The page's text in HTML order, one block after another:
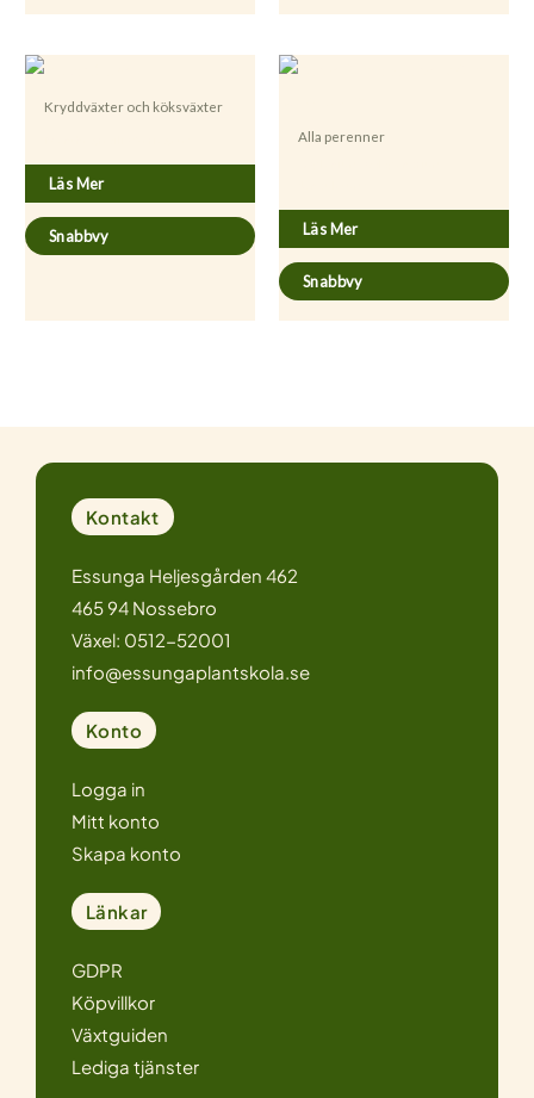
Kryddväxter och köksväxter
Läs Mer
Snabbvy
Alla perenner
Läs Mer
Snabbvy
Kontakt
Essunga Heljesgården 462
465 94 Nossebro
Växel: 0512-52001
info@essungaplantskola.se
Konto
Logga in
Mitt konto
Skapa konto
Länkar
GDPR
Köpvillkor
Växtguiden
Lediga tjänster